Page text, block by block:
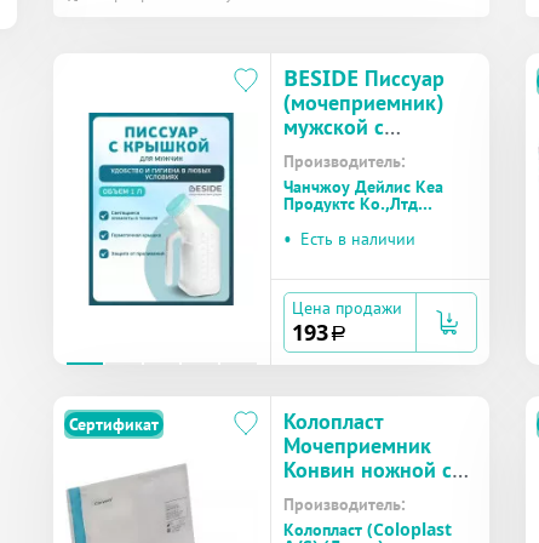
BESIDE Писсуар
(мочеприемник)
мужской с
крышкой
арт.29388
Производитель:
Чанчжоу Дейлис Кеа
Продуктс Ко.,Лтд
(Китай)
• Есть в наличии
Цена продажи
193a
Сертификат
Колопласт
Мочеприемник
Конвин ножной со
сливом,
контурный, трубка
Производитель:
Колопласт (Coloplast